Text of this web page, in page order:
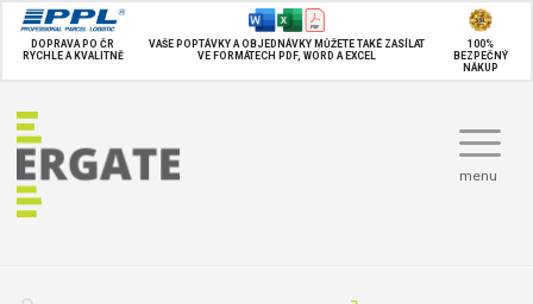
DOPRAVA PO ČR
RYCHLE A KVALITNĚ
VAŠE POPTÁVKY A OBJEDNÁVKY MŮŽETE TAKÉ ZASÍLAT
VE FORMÁTECH PDF, WORD A EXCEL
100%
BEZPEČNÝ
NÁKUP
menu